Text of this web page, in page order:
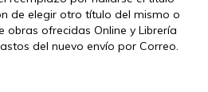
de elegir otro título del mismo o
obras ofrecidas Online y Librería
del nuevo envío por Correo.